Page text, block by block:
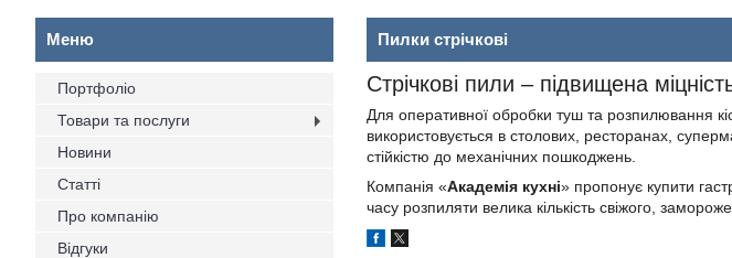
Пилки стрічкові
Стрічкові пили – підвищена
Для оперативної обробки туш та розпилювання
використовується в столових, ресторанах,
стійкістю до механічних пошкоджень.
Компанія «Академія кухні» пропонує купити
часу розпиляти велика кількість свіжого,
Портфоліо
Товари та послуги
Новини
Статті
Про компанію
Відгуки